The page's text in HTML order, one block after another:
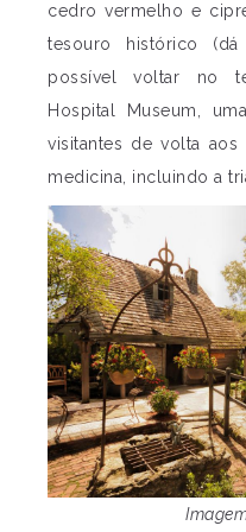
cedro vermelho e
tesouro histórico
possível voltar no
Hospital Museum,
visitantes de volta
medicina, incluindo a